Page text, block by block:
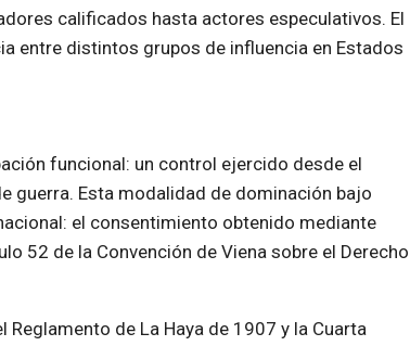
calificados hasta actores especulativos. El
entre distintos grupos de influencia en Estados
funcional: un control ejercido desde el
guerra. Esta modalidad de dominación bajo
el consentimiento obtenido mediante
52 de la Convención de Viena sobre el Derecho
Reglamento de La Haya de 1907 y la Cuarta